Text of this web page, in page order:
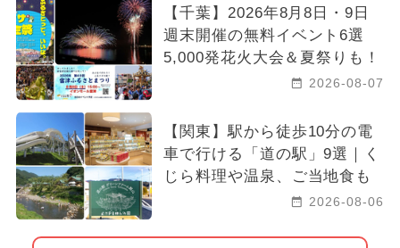
【千葉】2026年8月8日・9日
週末開催の無料イベント6選
5,000発花火大会＆夏祭りも！
2026-08-07
【関東】駅から徒歩10分の電
車で行ける「道の駅」9選｜く
じら料理や温泉、ご当地食も
2026-08-06